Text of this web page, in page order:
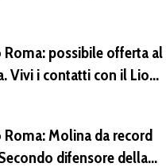
Roma: possibile offerta al
Vivi i contatti con il Lione
Molina da record
difensore della